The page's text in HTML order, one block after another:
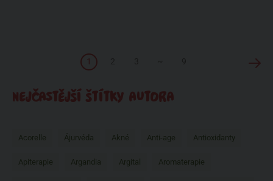
1
NEJČASTĚJŠÍ ŠTÍTKY AUTORA
Acorelle Ájurvéda Akné Anti-age Antioxidanty
Apiterapie Argandia Argital Aromaterapie